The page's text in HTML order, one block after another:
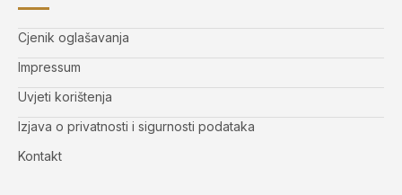
Cjenik oglašavanja
Impressum
Uvjeti korištenja
Izjava o privatnosti i sigurnosti podataka
Kontakt